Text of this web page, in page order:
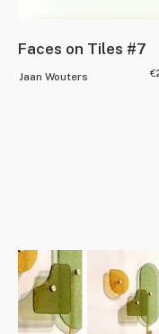
Faces on Tiles #7
Jaan Wouters €